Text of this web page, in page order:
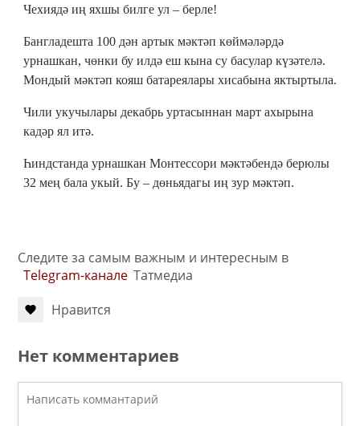
Чехиядә иң яхшы билге ул – берле!
Бангладешта 100 дән артык мәктәп көймәләрдә
урнашкан, чөнки бу илдә еш кына су басулар күзәтелә.
Мондый мәктәп кояш батареялары хисабына яктыртыла.
Чили укучылары декабрь уртасыннан март ахырына
кадәр ял итә.
Һиндстанда урнашкан Монтессори мәктәбендә берюлы
32 мең бала укый. Бу – дөньядагы иң зур мәктәп.
Следите за самым важным и интересным в
Telegram-канале Татмедиа
Нравится
Нет комментариев